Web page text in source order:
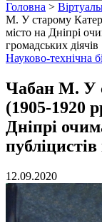
Головна >
М. У старому
місто на Дніпрі
громадських діячів
Науково-технічна
Чабан М. У
(1905-1920
Дніпрі
12.09.2020